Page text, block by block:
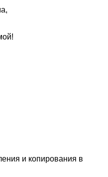
и копирования в